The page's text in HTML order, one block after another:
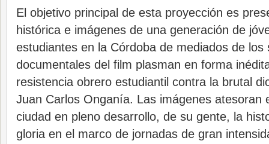
El objetivo principal de esta proyección es
histórica e imágenes de una generación de
estudiantes en la Córdoba de mediados de
documentales del film plasman en forma
resistencia obrero estudiantil contra la brutal
Juan Carlos Onganía. Las imágenes atesoran
ciudad en pleno desarrollo, de su gente, la
gloria en el marco de jornadas de gran